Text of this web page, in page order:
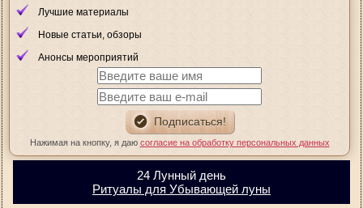
Лучшие материалы
Новые статьи, обзоры
Анонсы мероприятий
Нажимая на кнопку, я даю согласие на обработку персональных данных
24 Лунный день
Ритуалы для Убывающей луны